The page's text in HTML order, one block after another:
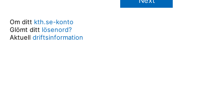
Om ditt kth.se-konto
Glömt ditt lösenord?
Aktuell driftsinformation